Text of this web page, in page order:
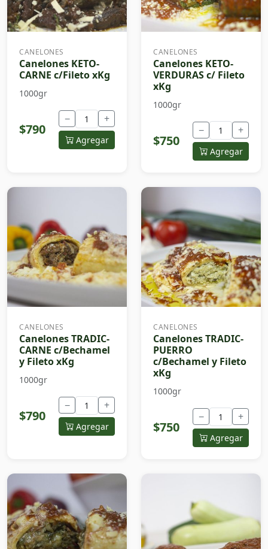
CANELONES
Canelones KETO-
CARNE c/Fileto xKg
1000gr
$790
− +
Agregar
CANELONES
Canelones KETO-
VERDURAS c/ Fileto
xKg
1000gr
$750
− +
Agregar
CANELONES
Canelones TRADIC-
CARNE c/Bechamel
y Fileto xKg
1000gr
$790
− +
Agregar
CANELONES
Canelones TRADIC-
PUERRO
c/Bechamel y Fileto
xKg
1000gr
$750
− +
Agregar